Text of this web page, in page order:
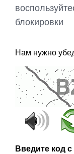
блокировки
Нам нужно
Введите код с